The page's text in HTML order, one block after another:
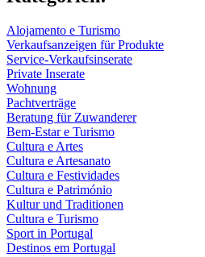
Alojamento e Turismo
Verkaufsanzeigen für Produkte
Service-Verkaufsinserate
Private Inserate
Wohnung
Pachtverträge
Beratung für Zuwanderer
Bem-Estar e Turismo
Cultura e Artes
Cultura e Artesanato
Cultura e Festividades
Cultura e Património
Kultur und Traditionen
Cultura e Turismo
Sport in Portugal
Destinos em Portugal